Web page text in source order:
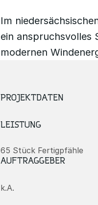
Im
ein anspruchsvolles
modernen
PROJEKTDATEN
LEISTUNG
65 Stück Fertigpfähle
AUFTRAGGEBER
k.A.